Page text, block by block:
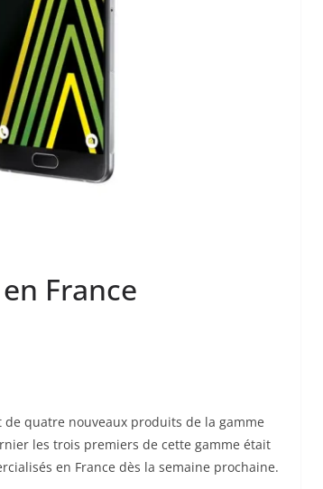
France
quatre nouveaux produits de la gamme
les trois premiers de cette gamme était
en France dès la semaine prochaine.